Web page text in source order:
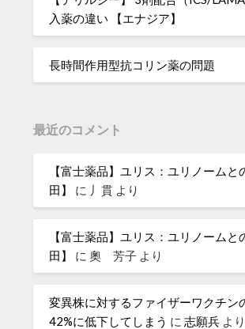
入薬の違い 【エナジア】
長時間作用型抗コリン薬の問題
最近のコメント
【富士薬品】ユリス：ユリノームと
田】
に 丿貫 より
【富士薬品】ユリス：ユリノームと
田】
に奧 芳子 より
変異株に対するファイザーワクチン
42%に低下してしまう に志願兵 より